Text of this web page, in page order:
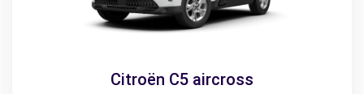
Citroën C5 aircross